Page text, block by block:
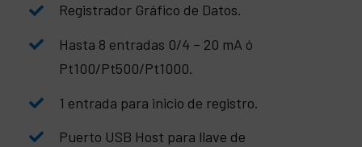
Registrador Gráfico de Datos.
Hasta 8 entradas 0/4 – 20 mA ó
Pt100/Pt500/Pt1000.
1 entrada para inicio de registro.
Puerto USB Host para llave de